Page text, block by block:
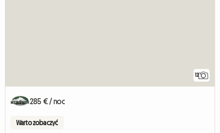
12
285 € / noc
Warto zobaczyć